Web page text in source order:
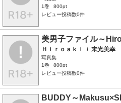
1巻
800pt
レビュー投稿数0件
美男子ファイル～
Ｈｉｒｏａｋｉ / 末光美幸
写真集
1巻
800pt
レビュー投稿数0件
BUDDY～